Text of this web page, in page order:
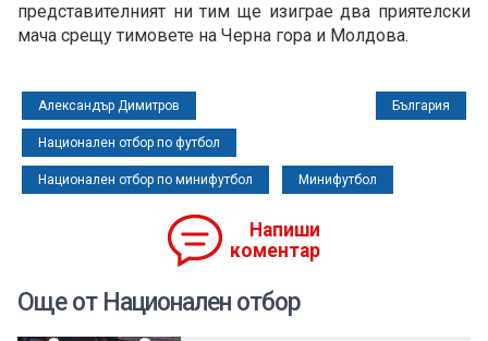
представителният ни тим ще изиграе два приятелски
мача срещу тимовете на Черна гора и Молдова.
Александър Димитров България
Национален отбор по футбол
Национален отбор по минифутбол Минифутбол
Напиши
коментар
Още от Национален отбор